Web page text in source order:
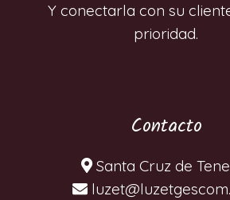
Y conectarla con su
prioridad.
Contacto
Santa Cruz de